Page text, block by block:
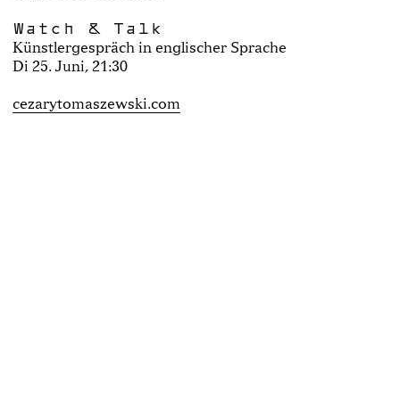
Watch & Talk
Künstlergespräch in englischer Sprache
Di 25. Juni, 21:30
cezarytomaszewski.com